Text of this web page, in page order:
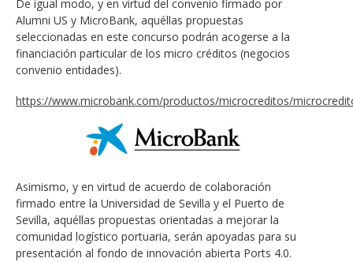
De igual modo, y en virtud del convenio firmado por
Alumni US y MicroBank, aquéllas propuestas
seleccionadas en este concurso podrán acogerse a la
financiación particular de los micro créditos (negocios
convenio entidades).
https://www.microbank.com/productos/microcreditos/
Asimismo, y en virtud de acuerdo de colaboración
firmado entre la Universidad de Sevilla y el Puerto de
Sevilla, aquéllas propuestas orientadas a mejorar la
comunidad logístico portuaria, serán apoyadas para su
presentación al fondo de innovación abierta Ports 4.0.